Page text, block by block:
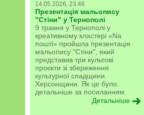
14.05.2026, 23:46
Презентація мальопису
"Стіни" у Тернополі
9 травня у Тернополі у
креативному кластері «Na
пошті» пройшла презентація
мальопису "Стіни", який
представив три культові
проєкти зі збереження
культурної спадщини
Херсонщини. Як це було:
детальніше за посиланням.
Детальніше